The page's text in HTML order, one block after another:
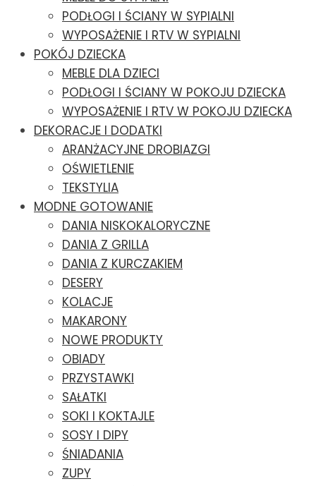
PODŁOGI I ŚCIANY W SYPIALNI
WYPOSAŻENIE I RTV W SYPIALNI
POKÓJ DZIECKA
MEBLE DLA DZIECI
PODŁOGI I ŚCIANY W POKOJU DZIECKA
WYPOSAŻENIE I RTV W POKOJU DZIECKA
DEKORACJE I DODATKI
ARANŻACYJNE DROBIAZGI
OŚWIETLENIE
TEKSTYLIA
MODNE GOTOWANIE
DANIA NISKOKALORYCZNE
DANIA Z GRILLA
DANIA Z KURCZAKIEM
DESERY
KOLACJE
MAKARONY
NOWE PRODUKTY
OBIADY
PRZYSTAWKI
SAŁATKI
SOKI I KOKTAJLE
SOSY I DIPY
ŚNIADANIA
ZUPY